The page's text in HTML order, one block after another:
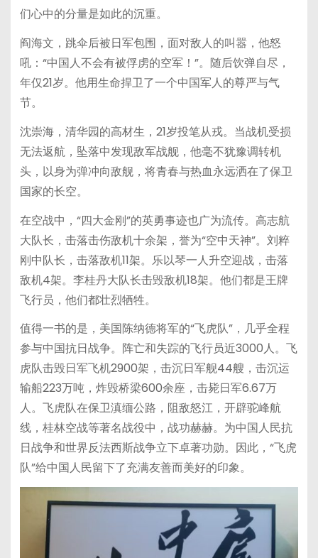
们心中的分量是如此的沉重。
阎海文，跳伞后被日军包围，面对敌人的叫嚣，他怒
吼：“中国人不会有被俘虏的空军！”。随后饮弹自尽，
年仅21岁。他用生命捍卫了一个中国军人的尊严与气
节。
沈崇海，清华园的高材生，21岁投笔从戎。当战机受损
无法返航，坠落中发现敌军战舰，他毫不犹豫调转机
头，以身为弹冲向敌舰，将青春与热血永远洒在了保卫
国家的长空。
在空战中，“四大金刚”的英勇事迹也广为流传。高志航
大队长，击落击伤敌机十余架，誉为“空中天神”。刘粹
刚中队长，击落敌机11架。乐以琴一人升空迎战，击落
敌机4架。李桂丹大队长击毁敌机18架。他们都是王牌
飞行员，他们都壮烈牺牲。
值得一书的是，美国陈纳德将军的“飞虎队”，几乎全程
参与中国抗日战争。阵亡和失踪的飞行员近3000人。飞
虎队击毁日军飞机2900架，击沉日军舰44艘，击沉运
输船223万吨，炸毁桥梁600余座，击毙日军6.67万
人。飞虎队在保卫滇缅公路，阻敌怒江，开辟驼峰航
线，桂林空战等著名战役中，战功赫赫。为中国人民抗
日战争和世界反法西斯战争立下卓著功勋。因此，“飞虎
队”给中国人民留下了充满友善而美好的印象。